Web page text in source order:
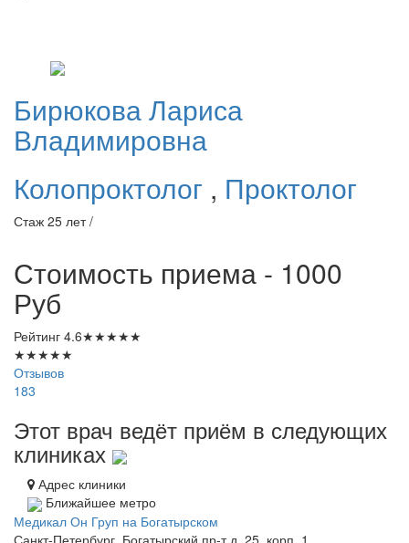
БирюковаЛариса
Владимировна
Колопроктолог , Проктолог
Стаж 25 лет /
Стоимость приема - 1000
Руб
Рейтинг 4.6★★★★★
★★★★★
Отзывов
183
Этот врач ведёт приём в следующих
клиниках
Адрес клиники
Ближайшее метро
Медикал Он Груп на Богатырском
Санкт-Петербург, Богатырский пр-т д. 25, корп. 1